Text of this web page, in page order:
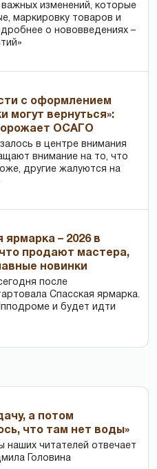
изменений, которые
маркировку товаров и
о нововведениях –
с оформлением
могут вернуться»:
ОСАГО
в центре внимания
внимание на то, что
другие жалуются на
ярмарка – 2026 в
что продают мастера,
новинки
после
Спасская ярмарка.
и будет идти
а потом
что там нет воды»
наших читателей отвечает
Головина